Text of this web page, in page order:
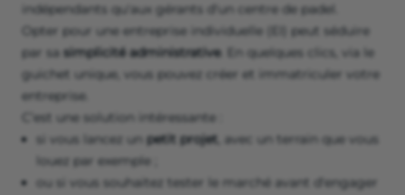
indépendants qu'aux gérants d'un centre de padel.
Opter pour une entreprise individuelle (EI) peut séduire
par sa simplicité administrative. En quelques clics, via le
guichet unique, vous pouvez créer et immatriculer votre
entreprise.
C’est une solution intéressante :
si vous lancez un petit projet , avec un terrain que vous
louez par exemple ;
ou si vous souhaitez tester le marché avant d'engager